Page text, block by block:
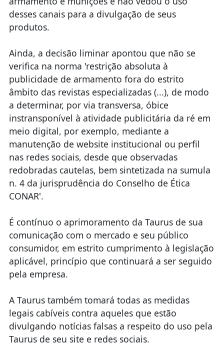
desses canais para a divulgação de seus
produtos.
Ainda, a decisão liminar apontou que não se
verifica na norma 'restrição absoluta à
publicidade de armamento fora do estrito
âmbito das revistas especializadas (...), de modo
a determinar, por via transversa, óbice
instransponível à atividade publicitária da ré em
meio digital, por exemplo, mediante a
manutenção de website institucional ou perfil
nas redes sociais, desde que observadas
redobradas cautelas, bem sintetizada na sumula
n. 4 da jurisprudência do Conselho de Ética
CONAR'.
É contínuo o aprimoramento da Taurus de sua
comunicação com o mercado e seu público
consumidor, em estrito cumprimento à legislação
aplicável, princípio que continuará a ser seguido
pela empresa.
A Taurus também tomará todas as medidas
legais cabíveis contra aqueles que estão
divulgando notícias falsas a respeito do uso pela
Taurus de seu site e redes sociais.